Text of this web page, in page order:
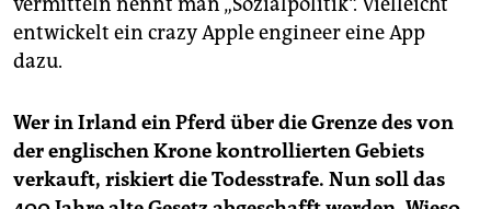
entwickelt ein crazy Apple engineer eine App
dazu.
Wer in Irland ein Pferd über die Grenze des von
der englischen Krone kontrollierten Gebiets
verkauft, riskiert die Todesstrafe. Nun soll das